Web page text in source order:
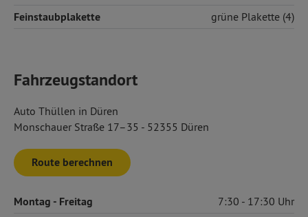
Feinstaubplakette grüne Plakette (4)
Fahrzeugstandort
Auto Thüllen in Düren
Monschauer Straße 17–35 - 52355 Düren
Route berechnen
Montag - Freitag 7:30 17:30